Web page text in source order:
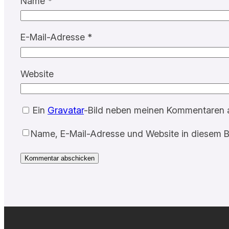
E-Mail-Adresse *
Website
Ein Gravatar-Bild neben meinen Kommentaren
Name, E-Mail-Adresse und Website in diesem